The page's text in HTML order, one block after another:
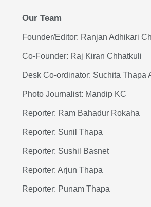
Our Team
Founder/Editor: Ranjan Adhikari
Co-Founder: Raj Kiran Chhatkuli
Desk Co-ordinator: Suchita Thapa
Photo Journalist: Mandip KC
Reporter: Ram Bahadur Rokaha
Reporter: Sunil Thapa
Reporter: Sushil Basnet
Reporter: Arjun Thapa
Reporter: Punam Thapa